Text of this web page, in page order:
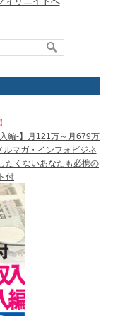
編-】月121万～月679万
マガ・インフォビジネ
たくないあなたも必携の
付